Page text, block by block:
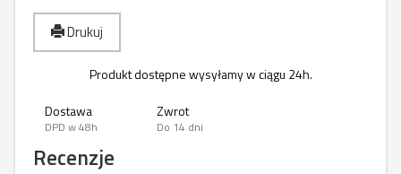
Drukuj
Produkt dostępne wysyłamy w ciągu 24h.
Dostawa
DPD w 48h
Zwrot
Do 14 dni
Recenzje